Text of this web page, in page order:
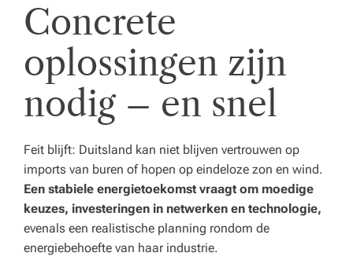
Concrete
oplossingen zijn
nodig – en snel
Feit blijft: Duitsland kan niet blijven vertrouwen op
imports van buren of hopen op eindeloze zon en wind.
Een stabiele energietoekomst vraagt om moedige
keuzes, investeringen in netwerken en technologie,
evenals een realistische planning rondom de
energiebehoefte van haar industrie.